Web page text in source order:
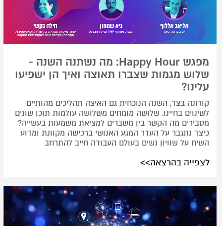
מפגש Happy Hour: מה נשתנה השנה -
שלוש מגמות שצברו תאוצה ואיך הן ישפיעו
עלינו?
קורונה בצד, השנה הנוכחית גם האיצה תהליכים מהותיים
לשינוים בחיינו. שלושה מומחים משלושה עולמות תוכן שונים
מסבירים מה הקשר בין משברים למציאת משמעות בעשייה?
כיצד נתגבר על העדר המגע האנושי ברכישה מקוונת ומדוע
השיח על שוויון נשים בעולם העבודה חייב להתרחב
לצפייה בהרצאה>>